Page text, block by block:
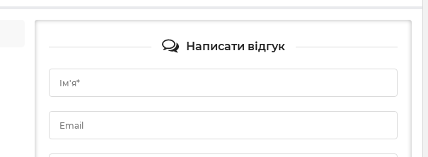
Написати відгук
Ім'я*
Email